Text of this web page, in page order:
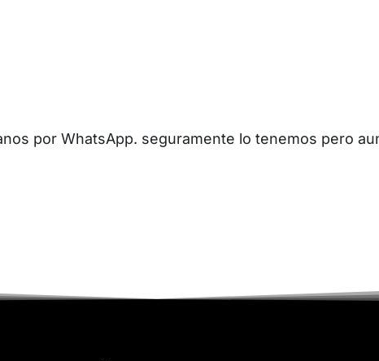
por WhatsApp. seguramente lo tenemos pero